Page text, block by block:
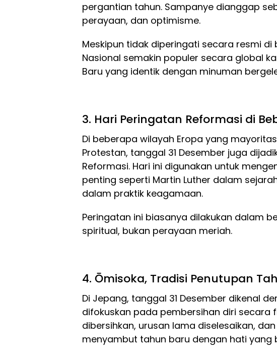
pergantian tahun. Sampanye dianggap
perayaan, dan optimisme.
Meskipun tidak diperingati secara resmi di
Nasional semakin populer secara global
Baru yang identik dengan minuman
3. Hari Peringatan Reformasi di
Di beberapa wilayah Eropa yang
Protestan, tanggal 31 Desember juga
Reformasi. Hari ini digunakan untuk
penting seperti Martin Luther dalam
dalam praktik keagamaan.
Peringatan ini biasanya dilakukan dalam
spiritual, bukan perayaan meriah.
4. Ōmisoka, Tradisi Penutupan
Di Jepang, tanggal 31 Desember dikenal
difokuskan pada pembersihan diri secara
dibersihkan, urusan lama diselesaikan,
menyambut tahun baru dengan hati yang